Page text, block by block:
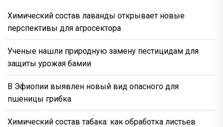
Химический состав лаванды открывает новые
перспективы для агросектора
Ученые нашли природную замену пестицидам для
защиты урожая бамии
В Эфиопии выявлен новый вид опасного для
пшеницы грибка
Химический состав табака: как обработка листьев